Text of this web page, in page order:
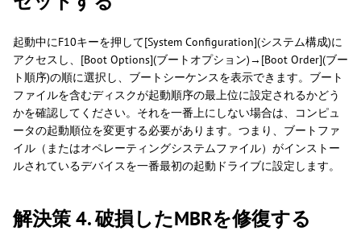
起動中にF10キーを押して[System Configuration](システム構成)に
アクセスし、[Boot Options](ブートオプション)→[Boot Order](ブー
ト順序)の順に選択し、ブートシーケンスを表示できます。ブート
ファイルを含むディスクが起動順序の最上位に設定されるかどう
かを確認してください。それを一番上にしない場合は、コンピュ
ータの起動順位を変更する必要があります。つまり、ブートファ
イル（またはオペレーティングシステムファイル）がインストー
ルされているデバイスを一番最初の起動ドライブに設定します。
解決策 4. 破損したMBRを修復する